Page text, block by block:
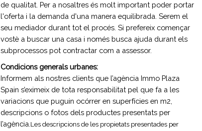
de qualitat. Per a nosaltres és molt important poder portar
l'oferta i la demanda d'una manera equilibrada. Serem el
seu mediador durant tot el procés. Si prefereix començar
vostèa buscar una casa i només busca ajuda durant els
subprocessos pot contractar com a assessor.
Condicions generals urbanes:
Informem als nostres clients que l’agència Immo Plaza
Spain s’eximeix de tota responsabilitat pel que fa a les
variacions que puguin ocórrer en superfícies en m2,
descripcions o fotos dels productes presentats per
l’agència. Les descripcions de les propietats presentades per